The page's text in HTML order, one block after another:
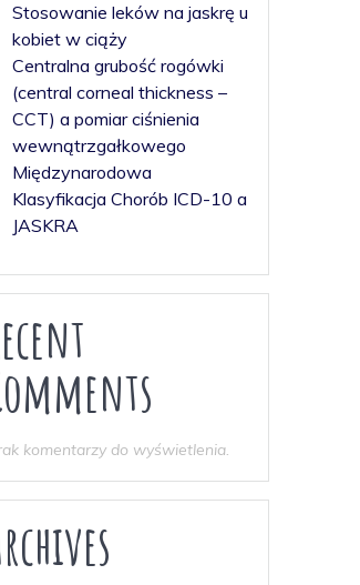
Stosowanie leków na jaskrę u
kobiet w ciąży
Centralna grubość rogówki
(central corneal thickness –
CCT) a pomiar ciśnienia
wewnątrzgałkowego
Międzynarodowa
Klasyfikacja Chorób ICD-10 a
JASKRA
komentarzy do wyświetlenia.